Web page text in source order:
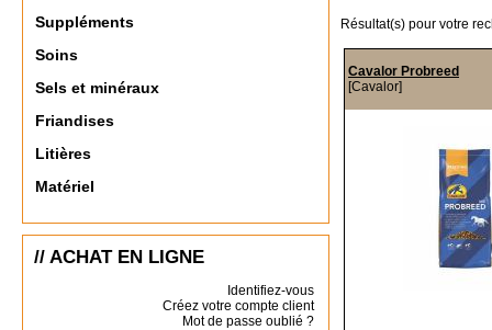
Suppléments
Soins
Sels et minéraux
Friandises
Litières
Matériel
// ACHAT EN LIGNE
Identifiez-vous
Créez votre compte client
Mot de passe oublié ?
Résultat(s) pour votre
Cavalor Probreed
[Cavalor]